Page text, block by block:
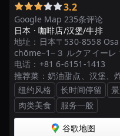
Google Map 235条评论
3.2
日本 · 咖啡店/汉堡/牛排
地址： 日本〒530-8558
chōme−1−３ ルクアイーレ
电话： +81 6-6151-1413
推荐菜： 奶油甜点、汉堡、
纽约风格
长时间停留
肉类美食
服务一般
谷歌地图